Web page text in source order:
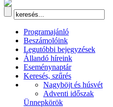
Programajánló
Beszámolóink
Legutóbbi bejegyzések
Állandó híreink
Eseménynaptár
Keresés, szűrés
Nagyböjt és húsvét
Adventi időszak
Ünnepkörök